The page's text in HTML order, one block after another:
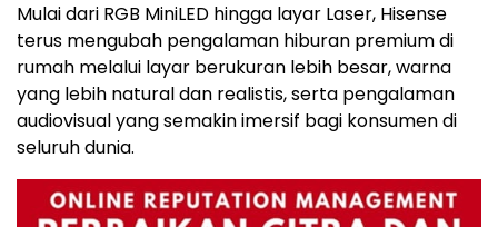
Mulai dari RGB MiniLED hingga layar Laser, Hisense
terus mengubah pengalaman hiburan premium di
rumah melalui layar berukuran lebih besar, warna
yang lebih natural dan realistis, serta pengalaman
audiovisual yang semakin imersif bagi konsumen di
seluruh dunia.